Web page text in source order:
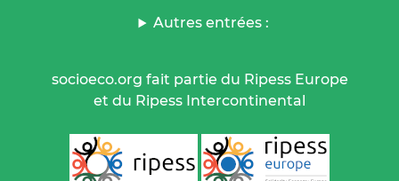
Autres entrées :
socioeco.org fait partie du Ripess Europe
et du Ripess Intercontinental